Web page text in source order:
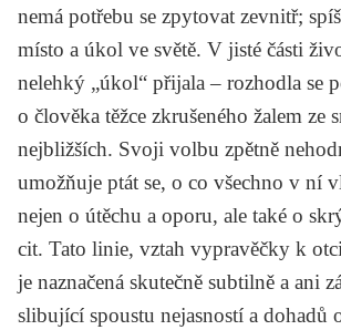
nemá potřebu se zpytovat zevnitř;
místo a úkol ve světě. V jisté části
nelehký „úkol“ přijala – rozhodla se
o člověka těžce zkrušeného žalem ze
nejbližších. Svoji volbu zpětně
umožňuje ptát se, o co všechno v ní
nejen o útěchu a oporu, ale také o
cit. Tato linie, vztah vypravěčky k
je naznačená skutečně subtilně a ani
slibující spoustu nejasností a dohadů